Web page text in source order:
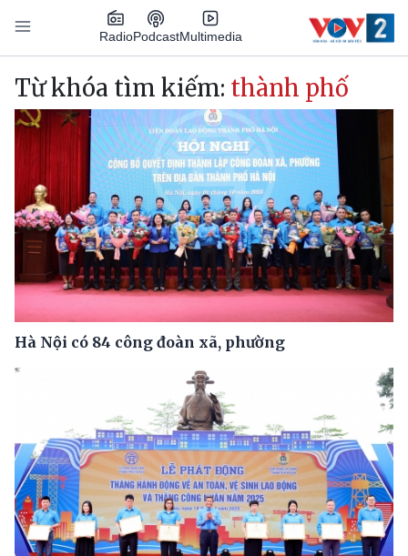
Nhảy đến nội dung
RadioPodcastMultimedia
Main navigation
Từ khóa tìm kiếm: thành phố
Hà Nội có 84 công đoàn xã, phường